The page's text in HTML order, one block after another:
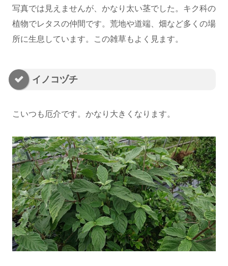
写真では見えませんが、かなり太い茎でした。キク科の
植物でレタスの仲間です。荒地や道端、畑など多くの場
所に生息しています。この雑草もよく見ます。
イノコヅチ
こいつも厄介です。かなり大きくなります。